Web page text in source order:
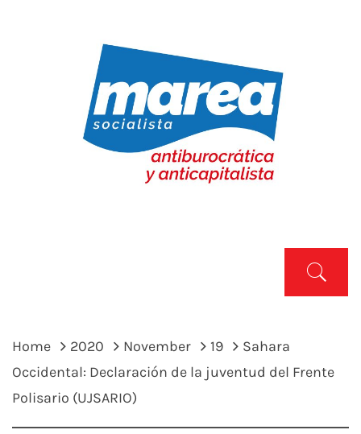
MAREA SOCIALISTA
Home 2020 November 19
Sahara
Occidental: Declaración de la juventud del Frente
Polisario (UJSARIO)